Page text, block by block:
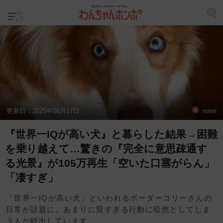
更新日： 2025年06月17日 reirei
『世界一IQが高い犬』と暮らした結果→困難
を乗り越えて…驚きの『完全に意思疎通す
る光景』が105万再生「空いた口塞がらん」
「凄すぎ」
「世界一IQが高い犬」といわれるボーダーコリーさんの
日常が話題に。あまりに賢すぎる行動に啞然としてしま
う人が続出しています。